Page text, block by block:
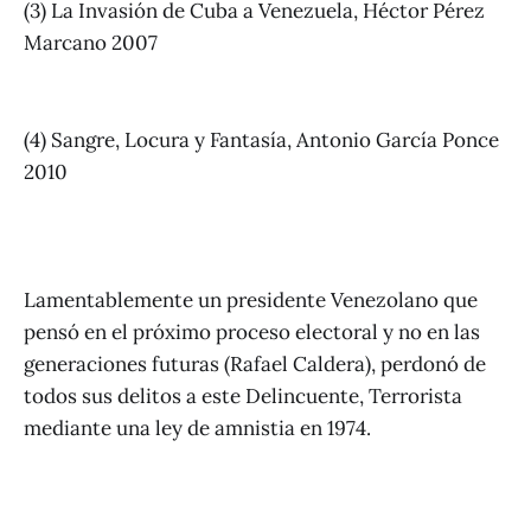
(3) La Invasión de Cuba a Venezuela, Héctor Pérez
Marcano 2007
(4) Sangre, Locura y Fantasía, Antonio García Ponce
2010
Lamentablemente un presidente Venezolano que
pensó en el próximo proceso electoral y no en las
generaciones futuras (Rafael Caldera), perdonó de
todos sus delitos a este Delincuente, Terrorista
mediante una ley de amnistia en 1974.